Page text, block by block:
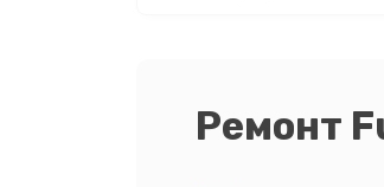
Ремонт